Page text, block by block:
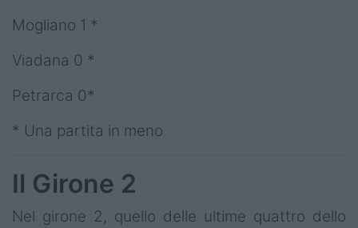
Mogliano 1 *
Viadana 0 *
Petrarca 0*
* Una partita in meno
Il Girone 2
Nel girone 2, quello delle ultime quattro dello